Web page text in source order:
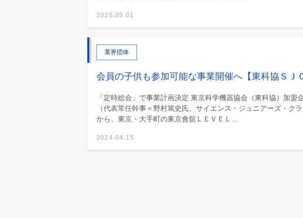
2025.05.01
業界団体
会員の子供も参加可能な事業開催へ【東科協ＳＪ
「定時総会」で事業計画決定 東京科学機器協会（東科協）加盟
（代表常任幹事＝野村篤史氏、サイエンス・ジュニアーズ・ク
から、東京・大手町の東京會舘ＬＥＶＥＬ...
2024.04.15